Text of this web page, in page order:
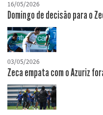
16/05/2026
Domingo de decisão para o
03/05/2026
Zeca empata com o Azuriz